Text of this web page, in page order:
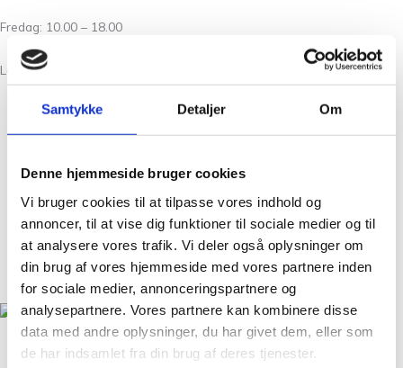
Samtykke Detaljer Om
Denne hjemmeside bruger cookies
Vi bruger cookies til at tilpasse vores indhold og
annoncer, til at vise dig funktioner til sociale medier og til
at analysere vores trafik. Vi deler også oplysninger om
din brug af vores hjemmeside med vores partnere inden
for sociale medier, annonceringspartnere og
analysepartnere. Vores partnere kan kombinere disse
data med andre oplysninger, du har givet dem, eller som
de har indsamlet fra din brug af deres tjenester.
Fredag: 10.00 – 18.00
Lørdag: 10.00 – 15.00
Om Os
FAQ
Workshops
Handelsbetingelser
Nyheder
GDPR
Christian Winthers Vej 2
DK-1860 Frederiksberg